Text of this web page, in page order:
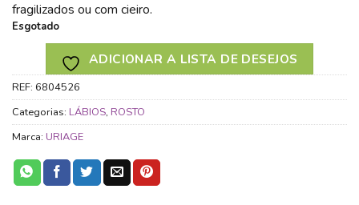
fragilizados ou com cieiro.
Esgotado
ADICIONAR A LISTA DE DESEJOS
REF: 6804526
Categorias: LÁBIOS, ROSTO
Marca: URIAGE